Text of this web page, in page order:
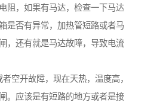
阻，如果有马达，检查一下马达
是否有异常，加热管短路或者马
，还有就是马达故障，导致电流
空开故障，现在天热，温度高，
。应该是有短路的地方或者是接